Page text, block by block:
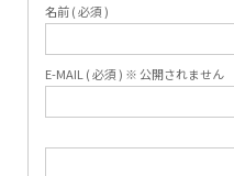
名前 ( 必須 )
E-MAIL ( 必須 ) ※ 公開されません